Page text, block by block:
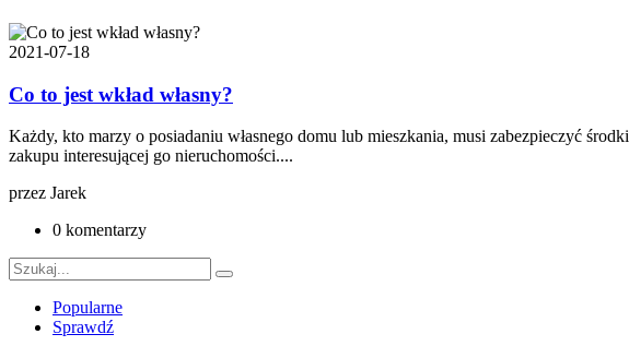
2021-07-18
Co to jest wkład własny?
Każdy, kto marzy o posiadaniu własnego domu lub mieszkania, musi zabezpieczyć
zakupu interesującej go nieruchomości....
przez Jarek
0 komentarzy
Popularne
Sprawdź